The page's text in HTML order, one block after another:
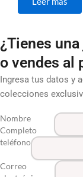
¿Tienes
o vendes al
Ingresa tus datos y
colecciones
Nombre
Completo
teléfono
Correo